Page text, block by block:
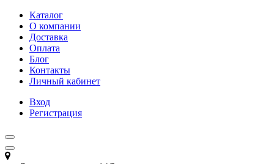
Каталог
О компании
Доставка
Оплата
Блог
Контакты
Личный кабинет
Вход
Регистрация